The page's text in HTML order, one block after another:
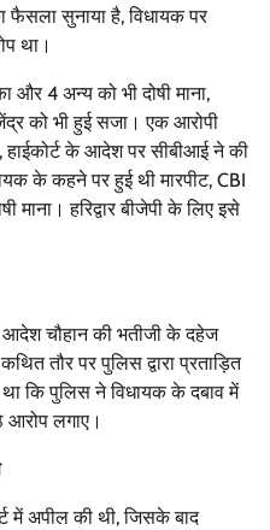
फैसला सुनाया है, विधायक पर
था।
और 4 अन्य को भी दोषी माना,
को भी हुई सजा। एक आरोपी
हाईकोर्ट के आदेश पर सीबीआई ने की
के कहने पर हुई थी मारपीट, CBI
माना। हरिद्वार बीजेपी के लिए इसे
चौहान की भतीजी के दहेज
तौर पर पुलिस द्वारा प्रताड़ित
कि पुलिस ने विधायक के दबाव में
लगाए।
में अपील की थी, जिसके बाद